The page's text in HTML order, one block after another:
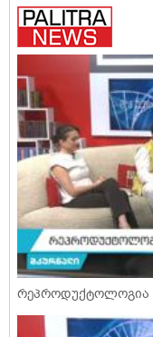
რეპროდუქტოლოგია